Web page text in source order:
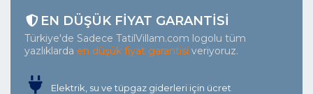
EN DÜŞÜK FIYAT GARANTISI
Türkiye'de Sadece TatilVillam.com logolu tüm
yazlıklarda en düşük fiyat garantisi veriyoruz.
Elektrik, su ve tüpgaz giderleri için ücret